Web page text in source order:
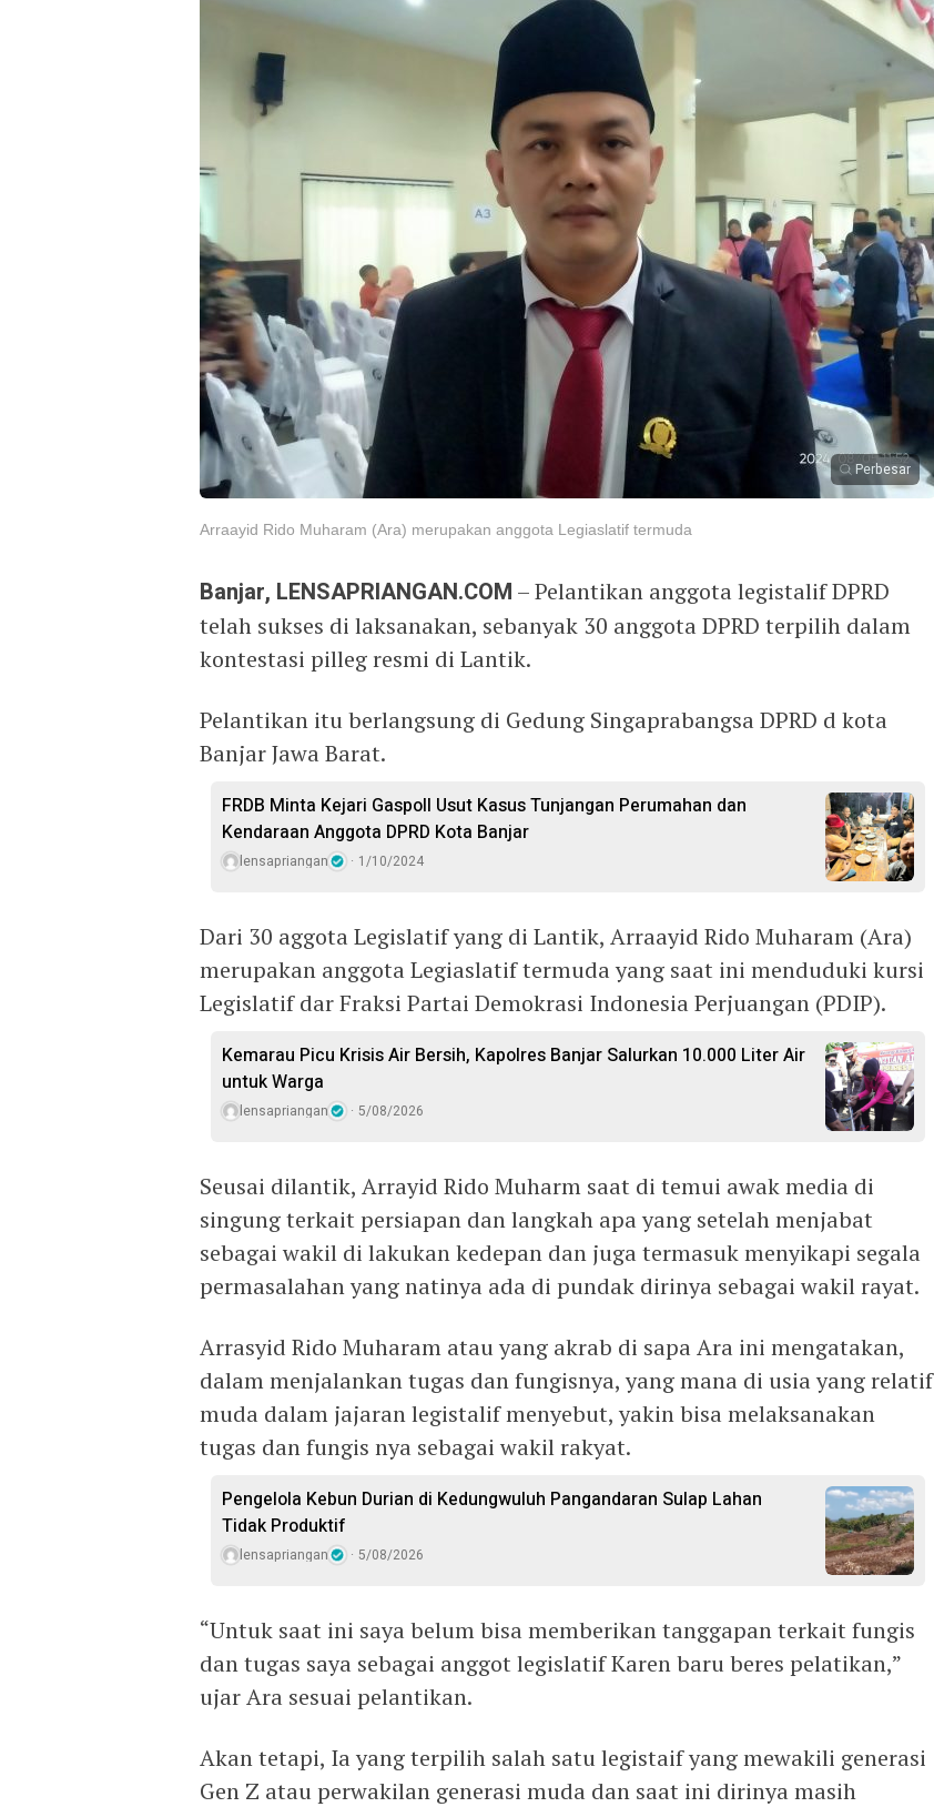
Perbesar
Arraayid Rido Muharam (Ara) merupakan anggota Legiaslatif termuda
Banjar, LENSAPRIANGAN.COM – Pelantikan anggota legistalif DPRD
telah sukses di laksanakan, sebanyak 30 anggota DPRD terpilih dalam
kontestasi pilleg resmi di Lantik.
Pelantikan itu berlangsung di Gedung Singaprabangsa DPRD d kota
Banjar Jawa Barat.
FRDB Minta Kejari Gaspoll Usut Kasus Tunjangan Perumahan dan
Kendaraan Anggota DPRD Kota Banjar
lensapriangan 1/10/2024
Dari 30 aggota Legislatif yang di Lantik, Arraayid Rido Muharam (Ara)
merupakan anggota Legiaslatif termuda yang saat ini menduduki kursi
Legislatif dar Fraksi Partai Demokrasi Indonesia Perjuangan (PDIP).
Kemarau Picu Krisis Air Bersih, Kapolres Banjar Salurkan 10.000 Liter Air
untuk Warga
lensapriangan 5/08/2026
Seusai dilantik, Arrayid Rido Muharm saat di temui awak media di
singung terkait persiapan dan langkah apa yang setelah menjabat
sebagai wakil di lakukan kedepan dan juga termasuk menyikapi segala
permasalahan yang natinya ada di pundak dirinya sebagai wakil rayat.
Arrasyid Rido Muharam atau yang akrab di sapa Ara ini mengatakan,
dalam menjalankan tugas dan fungisnya, yang mana di usia yang relatif
muda dalam jajaran legistalif menyebut, yakin bisa melaksanakan
tugas dan fungis nya sebagai wakil rakyat.
Pengelola Kebun Durian di Kedungwuluh Pangandaran Sulap Lahan
Tidak Produktif ‎
lensapriangan 5/08/2026
“Untuk saat ini saya belum bisa memberikan tanggapan terkait fungis
dan tugas saya sebagai anggot legislatif Karen baru beres pelatikan,”
ujar Ara sesuai pelantikan.
Akan tetapi, Ia yang terpilih salah satu legistaif yang mewakili generasi
Gen Z atau perwakilan generasi muda dan saat ini dirinya masih